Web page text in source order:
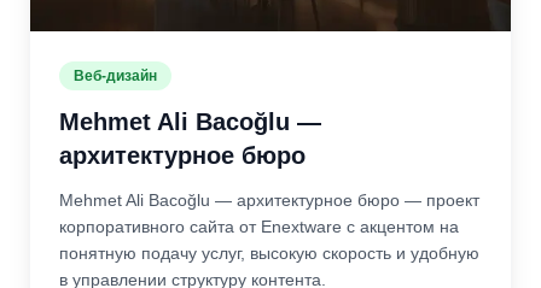
Веб-дизайн
Mehmet Ali Bacoğlu —
архитектурное бюро
Mehmet Ali Bacoğlu — архитектурное бюро — проект
корпоративного сайта от Enextware с акцентом на
понятную подачу услуг, высокую скорость и удобную
в управлении структуру контента.